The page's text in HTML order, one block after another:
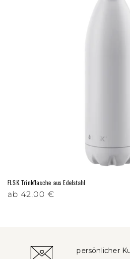
FLSK Trinkflasche aus Edelstahl
Normaler Preis
ab 42,00 €
persönlicher